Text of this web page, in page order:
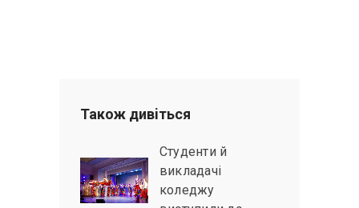
Також дивiться
Студенти й
викладачі
коледжу